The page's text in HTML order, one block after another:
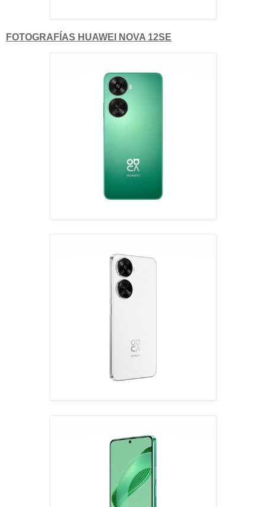
FOTOGRAFÍAS HUAWEI NOVA 12SE